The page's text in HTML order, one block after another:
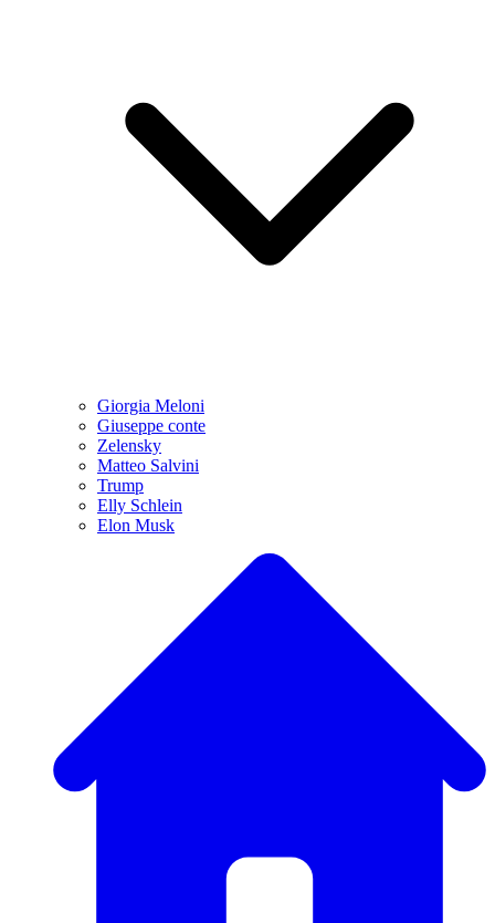
Giorgia Meloni
Giuseppe conte
Zelensky
Matteo Salvini
Trump
Elly Schlein
Elon Musk